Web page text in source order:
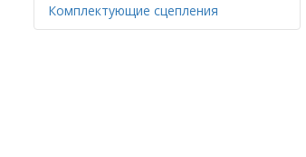
Комплектующие сцепления